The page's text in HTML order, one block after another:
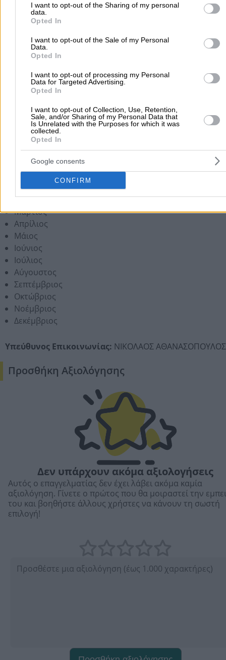
to Google and its third-party tags to use your data for below
purposes in below Google consent section.
I want to opt-out of the Sharing of my personal
data.
Opted In
I want to opt-out of the Sale of my Personal
Data.
Opted In
I want to opt-out of processing my Personal
Data for Targeted Advertising.
Opted In
I want to opt-out of Collection, Use, Retention,
Sale, and/or Sharing of my Personal Data that
Is Unrelated with the Purposes for which it was
collected.
Opted In
Google consents
CONFIRM
Δευτέρα έως Παρασκευή από 08:30 έως 18:00
Περιοχές που Εξυπηρετεί
Όλη την Ελλάδα
Τρόποι πληρωμής
Με μετρητά στην έδρα της επιχείρησης
Κατάθεση σε τραπεζικό λογαριασμό
Μήνες Λειτουργίας
Ιανουάριος
Φεβρουάριος
Μάρτιος
Απρίλιος
Μάιος
Ιούνιος
Ιούλιος
Αύγουστος
Σεπτέμβριος
Οκτώβριος
Νοέμβριος
Δεκέμβριος
Υπεύθυνος Επικοινωνίας: ΝΙΚΟΛΑΟΣ ΑΘΑΝΑΣΟΠΟΥΛΟΣ
Προσθήκη Αξιολόγησης
Δεν υπάρχουν ακόμα αξιολογήσεις
Αυτός ο επαγγελματίας δεν έχει λάβει ακόμα καμία
αξιολόγηση. Γίνετε ο πρώτος που θα μοιραστεί την
του και βοηθήστε άλλους χρήστες να κάνουν τη σωστή
επιλογή!